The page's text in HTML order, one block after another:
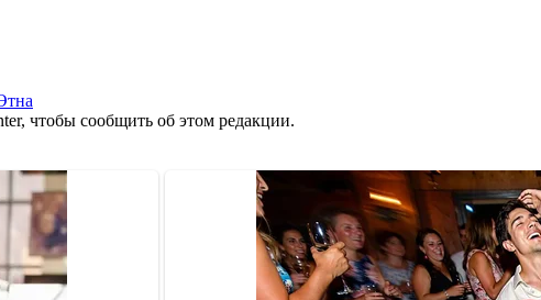
чтобы сообщить об этом редакции.